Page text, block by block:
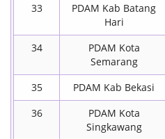
33
PDAM Kab Batang
Hari
34
PDAM Kota
Semarang
35 PDAM Kab Bekasi
36
PDAM Kota
Singkawang